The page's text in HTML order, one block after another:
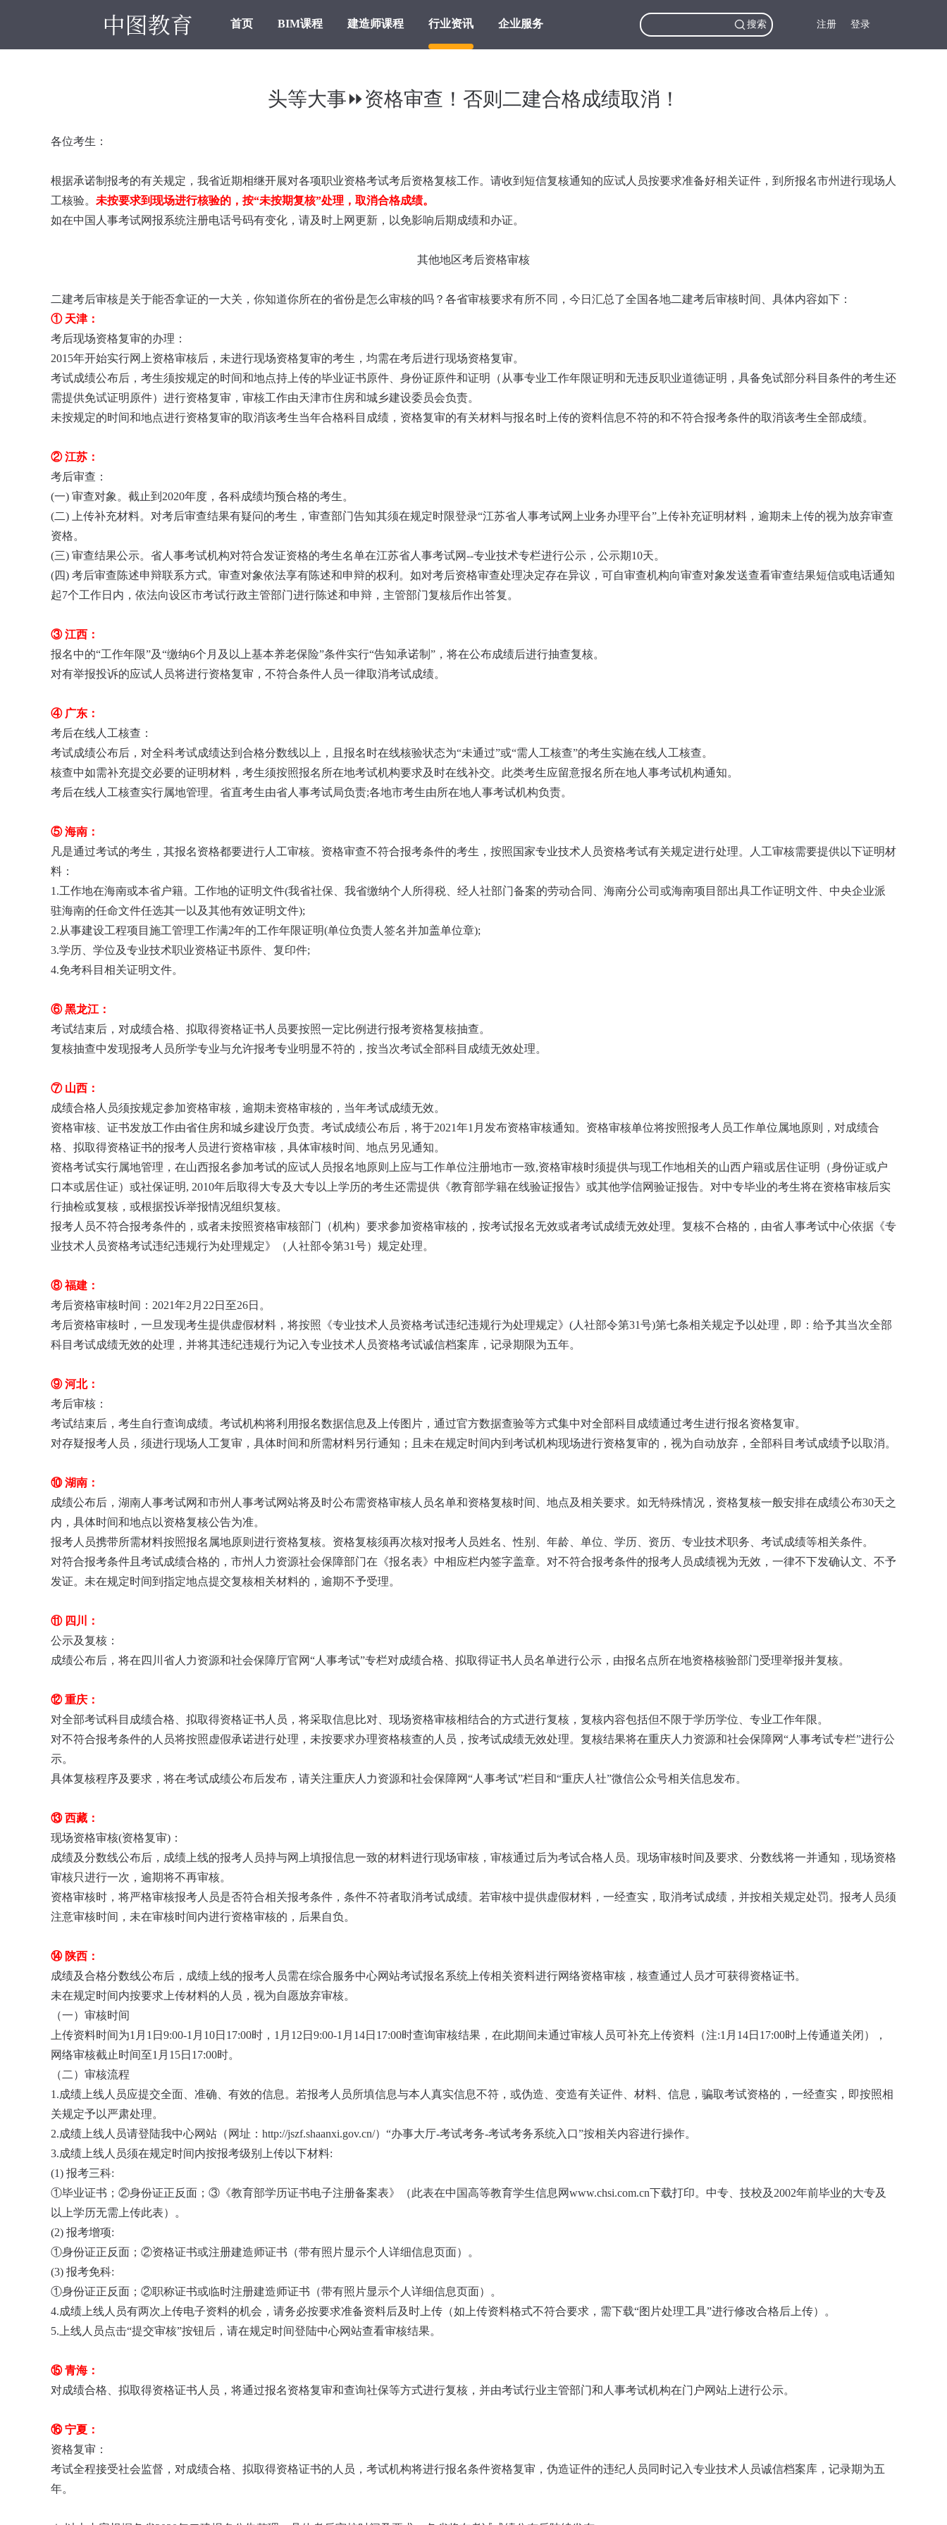
首页 BIM课程 建造师课程 行业资讯 企业服务 注册 登录
搜索
头等大事⏩资格审查！否则二建合格成绩取消！
各位考生：
根据承诺制报考的有关规定，我省近期相继开展对各项职业资格考试考后资格复核工作。请收到短信复核通知的应试人员按要求准备好相关证件，到所报名市州进行现场人
工核验。 未按要求到现场进行核验的，按“未按期复核”处理，取消合格成绩。
如在中国人事考试网报系统注册电话号码有变化，请及时上网更新，以免影响后期成绩和办证。
其他地区考后资格审核
二建考后审核是关于能否拿证的一大关，你知道你所在的省份是怎么审核的吗？各省审核要求有所不同，今日汇总了全国各地二建考后审核时间、具体内容如下：
① 天津：
考后现场资格复审的办理：
2015年开始实行网上资格审核后，未进行现场资格复审的考生，均需在考后进行现场资格复审。
考试成绩公布后，考生须按规定的时间和地点持上传的毕业证书原件、身份证原件和证明（从事专业工作年限证明和无违反职业道德证明，具备免试部分科目条件的考生还
需提供免试证明原件）进行资格复审，审核工作由天津市住房和城乡建设委员会负责。
未按规定的时间和地点进行资格复审的取消该考生当年合格科目成绩，资格复审的有关材料与报名时上传的资料信息不符的和不符合报考条件的取消该考生全部成绩。
② 江苏：
考后审查：
(一) 审查对象。截止到2020年度，各科成绩均预合格的考生。
(二) 上传补充材料。对考后审查结果有疑问的考生，审查部门告知其须在规定时限登录“江苏省人事考试网上业务办理平台”上传补充证明材料，逾期未上传的视为放弃审查
资格。
(三) 审查结果公示。省人事考试机构对符合发证资格的考生名单在江苏省人事考试网--专业技术专栏进行公示，公示期10天。
(四) 考后审查陈述申辩联系方式。审查对象依法享有陈述和申辩的权利。如对考后资格审查处理决定存在异议，可自审查机构向审查对象发送查看审查结果短信或电话通知
起7个工作日内，依法向设区市考试行政主管部门进行陈述和申辩，主管部门复核后作出答复。
③ 江西：
报名中的“工作年限”及“缴纳6个月及以上基本养老保险”条件实行“告知承诺制”，将在公布成绩后进行抽查复核。
对有举报投诉的应试人员将进行资格复审，不符合条件人员一律取消考试成绩。
④ 广东：
考后在线人工核查：
考试成绩公布后，对全科考试成绩达到合格分数线以上，且报名时在线核验状态为“未通过”或“需人工核查”的考生实施在线人工核查。
核查中如需补充提交必要的证明材料，考生须按照报名所在地考试机构要求及时在线补交。此类考生应留意报名所在地人事考试机构通知。
考后在线人工核查实行属地管理。省直考生由省人事考试局负责;各地市考生由所在地人事考试机构负责。
⑤ 海南：
凡是通过考试的考生，其报名资格都要进行人工审核。资格审查不符合报考条件的考生，按照国家专业技术人员资格考试有关规定进行处理。人工审核需要提供以下证明材
料：
1.工作地在海南或本省户籍。工作地的证明文件(我省社保、我省缴纳个人所得税、经人社部门备案的劳动合同、海南分公司或海南项目部出具工作证明文件、中央企业派
驻海南的任命文件任选其一以及其他有效证明文件);
2.从事建设工程项目施工管理工作满2年的工作年限证明(单位负责人签名并加盖单位章);
3.学历、学位及专业技术职业资格证书原件、复印件;
4.免考科目相关证明文件。
⑥ 黑龙江：
考试结束后，对成绩合格、拟取得资格证书人员要按照一定比例进行报考资格复核抽查。
复核抽查中发现报考人员所学专业与允许报考专业明显不符的，按当次考试全部科目成绩无效处理。
⑦ 山西：
成绩合格人员须按规定参加资格审核，逾期未资格审核的，当年考试成绩无效。
资格审核、证书发放工作由省住房和城乡建设厅负责。考试成绩公布后，将于2021年1月发布资格审核通知。资格审核单位将按照报考人员工作单位属地原则，对成绩合
格、拟取得资格证书的报考人员进行资格审核，具体审核时间、地点另见通知。
资格考试实行属地管理，在山西报名参加考试的应试人员报名地原则上应与工作单位注册地市一致,资格审核时须提供与现工作地相关的山西户籍或居住证明（身份证或户
口本或居住证）或社保证明, 2010年后取得大专及大专以上学历的考生还需提供《教育部学籍在线验证报告》或其他学信网验证报告。对中专毕业的考生将在资格审核后实
行抽检或复核，或根据投诉举报情况组织复核。
报考人员不符合报考条件的，或者未按照资格审核部门（机构）要求参加资格审核的，按考试报名无效或者考试成绩无效处理。复核不合格的，由省人事考试中心依据《专
业技术人员资格考试违纪违规行为处理规定》（人社部令第31号）规定处理。
⑧ 福建：
考后资格审核时间：2021年2月22日至26日。
考后资格审核时，一旦发现考生提供虚假材料，将按照《专业技术人员资格考试违纪违规行为处理规定》(人社部令第31号)第七条相关规定予以处理，即：给予其当次全部
科目考试成绩无效的处理，并将其违纪违规行为记入专业技术人员资格考试诚信档案库，记录期限为五年。
⑨ 河北：
考后审核：
考试结束后，考生自行查询成绩。考试机构将利用报名数据信息及上传图片，通过官方数据查验等方式集中对全部科目成绩通过考生进行报名资格复审。
对存疑报考人员，须进行现场人工复审，具体时间和所需材料另行通知；且未在规定时间内到考试机构现场进行资格复审的，视为自动放弃，全部科目考试成绩予以取消。
⑩ 湖南：
成绩公布后，湖南人事考试网和市州人事考试网站将及时公布需资格审核人员名单和资格复核时间、地点及相关要求。如无特殊情况，资格复核一般安排在成绩公布30天之
内，具体时间和地点以资格复核公告为准。
报考人员携带所需材料按照报名属地原则进行资格复核。资格复核须再次核对报考人员姓名、性别、年龄、单位、学历、资历、专业技术职务、考试成绩等相关条件。
对符合报考条件且考试成绩合格的，市州人力资源社会保障部门在《报名表》中相应栏内签字盖章。对不符合报考条件的报考人员成绩视为无效，一律不下发确认文、不予
发证。未在规定时间到指定地点提交复核相关材料的，逾期不予受理。
⑪ 四川：
公示及复核：
成绩公布后，将在四川省人力资源和社会保障厅官网“人事考试”专栏对成绩合格、拟取得证书人员名单进行公示，由报名点所在地资格核验部门受理举报并复核。
⑫ 重庆：
对全部考试科目成绩合格、拟取得资格证书人员，将采取信息比对、现场资格审核相结合的方式进行复核，复核内容包括但不限于学历学位、专业工作年限。
对不符合报考条件的人员将按照虚假承诺进行处理，未按要求办理资格核查的人员，按考试成绩无效处理。复核结果将在重庆人力资源和社会保障网“人事考试专栏”进行公
示。
具体复核程序及要求，将在考试成绩公布后发布，请关注重庆人力资源和社会保障网“人事考试”栏目和“重庆人社”微信公众号相关信息发布。
⑬ 西藏：
现场资格审核(资格复审)：
成绩及分数线公布后，成绩上线的报考人员持与网上填报信息一致的材料进行现场审核，审核通过后为考试合格人员。现场审核时间及要求、分数线将一并通知，现场资格
审核只进行一次，逾期将不再审核。
资格审核时，将严格审核报考人员是否符合相关报考条件，条件不符者取消考试成绩。若审核中提供虚假材料，一经查实，取消考试成绩，并按相关规定处罚。报考人员须
注意审核时间，未在审核时间内进行资格审核的，后果自负。
⑭ 陕西：
成绩及合格分数线公布后，成绩上线的报考人员需在综合服务中心网站考试报名系统上传相关资料进行网络资格审核，核查通过人员才可获得资格证书。
未在规定时间内按要求上传材料的人员，视为自愿放弃审核。
（一）审核时间
上传资料时间为1月1日9:00-1月10日17:00时，1月12日9:00-1月14日17:00时查询审核结果，在此期间未通过审核人员可补充上传资料（注:1月14日17:00时上传通道关闭），
网络审核截止时间至1月15日17:00时。
（二）审核流程
1.成绩上线人员应提交全面、准确、有效的信息。若报考人员所填信息与本人真实信息不符，或伪造、变造有关证件、材料、信息，骗取考试资格的，一经查实，即按照相
关规定予以严肃处理。
2.成绩上线人员请登陆我中心网站（网址：http://jszf.shaanxi.gov.cn/）“办事大厅-考试考务-考试考务系统入口”按相关内容进行操作。
3.成绩上线人员须在规定时间内按报考级别上传以下材料:
(1) 报考三科:
①毕业证书；②身份证正反面；③《教育部学历证书电子注册备案表》（此表在中国高等教育学生信息网www.chsi.com.cn下载打印。中专、技校及2002年前毕业的大专及
以上学历无需上传此表）。
(2) 报考增项:
①身份证正反面；②资格证书或注册建造师证书（带有照片显示个人详细信息页面）。
(3) 报考免科:
①身份证正反面；②职称证书或临时注册建造师证书（带有照片显示个人详细信息页面）。
4.成绩上线人员有两次上传电子资料的机会，请务必按要求准备资料后及时上传（如上传资料格式不符合要求，需下载“图片处理工具”进行修改合格后上传）。
5.上线人员点击“提交审核”按钮后，请在规定时间登陆中心网站查看审核结果。
⑮ 青海：
对成绩合格、拟取得资格证书人员，将通过报名资格复审和查询社保等方式进行复核，并由考试行业主管部门和人事考试机构在门户网站上进行公示。
⑯ 宁夏：
资格复审：
考试全程接受社会监督，对成绩合格、拟取得资格证书的人员，考试机构将进行报名条件资格复审，伪造证件的违纪人员同时记入专业技术人员诚信档案库，记录期为五
年。